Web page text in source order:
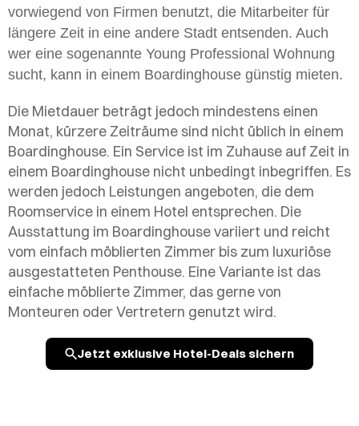
vorwiegend von Firmen benutzt, die Mitarbeiter für
längere Zeit in eine andere Stadt entsenden. Auch
wer eine sogenannte Young Professional Wohnung
sucht, kann in einem Boardinghouse günstig mieten.
Die Mietdauer beträgt jedoch mindestens einen
Monat, kürzere Zeiträume sind nicht üblich in einem
Boardinghouse. Ein Service ist im Zuhause auf Zeit in
einem Boardinghouse nicht unbedingt inbegriffen. Es
werden jedoch Leistungen angeboten, die dem
Roomservice in einem Hotel entsprechen. Die
Ausstattung im Boardinghouse variiert und reicht
vom einfach möblierten Zimmer bis zum luxuriöse
ausgestatteten Penthouse. Eine Variante ist das
einfache möblierte Zimmer, das gerne von
Monteuren oder Vertretern genutzt wird.
Jetzt exklusive Hotel-Deals sichern